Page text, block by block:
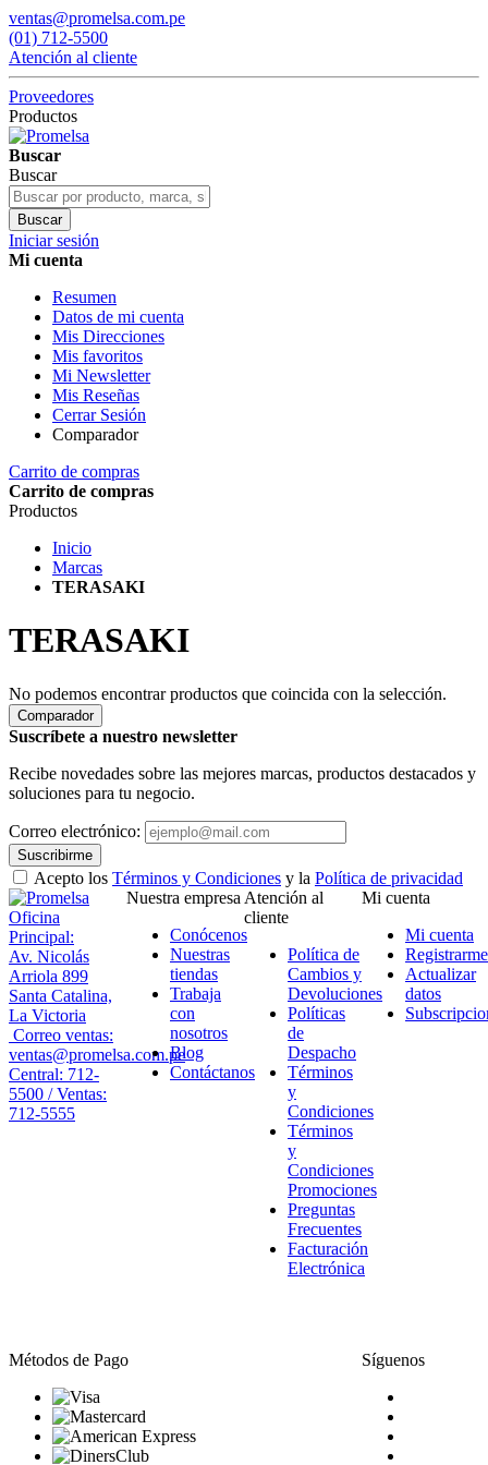
ventas@promelsa.com.pe
(01) 712-5500
Atención al cliente
Proveedores
Productos
Buscar
Buscar
Buscar
Iniciar sesión
Mi cuenta
Resumen
Datos de mi cuenta
Mis Direcciones
Mis favoritos
Mi Newsletter
Mis Reseñas
Cerrar Sesión
Comparador
Carrito de compras
Carrito de compras
Productos
Inicio
Marcas
TERASAKI
TERASAKI
No podemos encontrar productos que coincida con la selección.
Comparador
Suscríbete a nuestro newsletter
Recibe novedades sobre las mejores marcas, productos destacados y
soluciones para tu negocio.
Correo electrónico:
Suscribirme
Acepto los Términos y Condiciones y la Política de privacidad
Oficina
Principal:
Av. Nicolás
Arriola 899
Santa Catalina,
La Victoria
Correo ventas:
ventas@promelsa.com.pe
Central: 712-
5500 / Ventas:
712-5555
Nuestra empresa
Conócenos
Nuestras
tiendas
Trabaja
con
nosotros
Blog
Contáctanos
Atención al
cliente
Política de
Cambios y
Devoluciones
Políticas
de
Despacho
Términos
y
Condiciones
Términos
y
Condiciones
Promociones
Preguntas
Frecuentes
Facturación
Electrónica
Mi cuenta
Mi cuenta
Registrarme
Actualizar
datos
Métodos de Pago Síguenos